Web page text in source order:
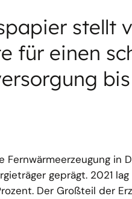
stellt
für einen
Fernwärmeerzeugung
geprägt. 2021
Der Großteil der